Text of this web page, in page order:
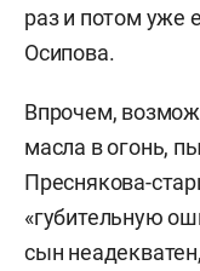
раз и потом уже
Осипова.
Впрочем,
масла в огонь,
Преснякова-
«губительную
сын